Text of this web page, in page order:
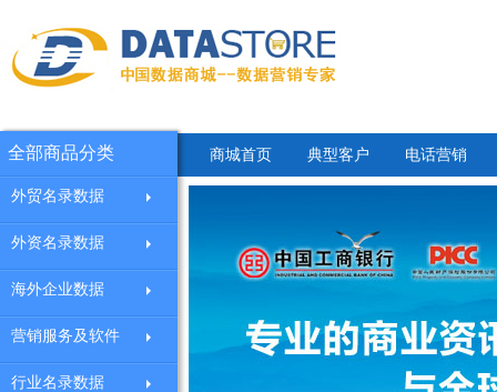
商城首页 典型客户 电话营销
全部商品分类
外贸名录数据
外资名录数据
海外企业数据
营销服务及软件
行业名录数据